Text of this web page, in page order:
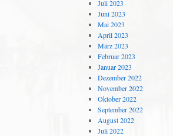
Juli 2023
Juni 2023
Mai 2023
April 2023
März 2023
Februar 2023
Januar 2023
Dezember 2022
November 2022
Oktober 2022
September 2022
August 2022
Juli 2022